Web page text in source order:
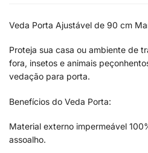
Veda Porta Ajustável de 90 cm
Proteja sua casa ou ambiente de
fora, insetos e animais
vedação para porta.
Benefícios do Veda Porta:
Material externo impermeável
assoalho.